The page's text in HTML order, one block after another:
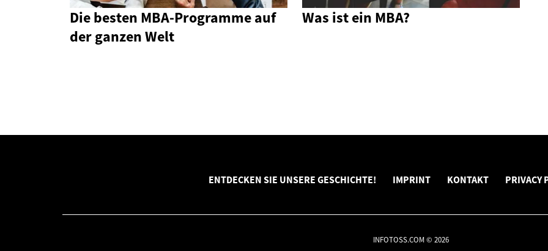
Die besten MBA-Programme auf
der ganzen Welt
Was ist ein MBA?
ENTDECKEN SIE UNSERE GESCHICHTE! IMPRINT KONTAKT PRIVACY
INFOTOSS.COM © 2026